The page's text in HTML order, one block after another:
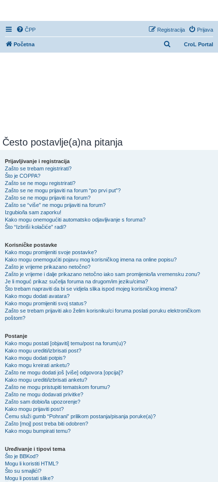
ČPP Prijava
Registracija
CroL Portal
Početna
Često postavlje(a)na pitanja
Prijavljivanje i registracija
Zašto se trebam registrirati?
Što je COPPA?
Zašto se ne mogu registrirati?
Zašto se ne mogu prijaviti na forum “po prvi put”?
Zašto se ne mogu prijaviti na forum?
Zašto se “više” ne mogu prijaviti na forum?
Izgubio/la sam zaporku!
Kako mogu onemogućiti automatsko odjavljivanje s foruma?
Što “Izbriši kolačiće” radi?
Korisničke postavke
Kako mogu promijeniti svoje postavke?
Kako mogu onemogućiti pojavu mog korisničkog imena na online popisu?
Zašto je vrijeme prikazano netočno?
Zašto je vrijeme i dalje prikazano netočno iako sam promijenio/la vremensku zonu?
Je li moguć prikaz sučelja foruma na drugom/im jeziku/cima?
Što trebam napraviti da bi se vidjela slika ispod mojeg korisničkog imena?
Kako mogu dodati avatara?
Kako mogu promijeniti svoj status?
Zašto se trebam prijaviti ako želim korisniku/ci foruma poslati poruku elektroničkom
poštom?
Postanje
Kako mogu postati [objaviti] temu/post na forum(u)?
Kako mogu urediti/izbrisati post?
Kako mogu dodati potpis?
Kako mogu kreirati anketu?
Zašto ne mogu dodati još [više] odgovora [opcija]?
Kako mogu urediti/izbrisati anketu?
Zašto ne mogu pristupiti tematskom forumu?
Zašto ne mogu dodavati privitke?
Zašto sam dobio/la upozorenje?
Kako mogu prijaviti post?
Čemu služi gumb “Pohrani” prilikom postanja/pisanja poruke(a)?
Zašto [moj] post treba biti odobren?
Kako mogu bumpirati temu?
Uređivanje i tipovi tema
Što je BBKod?
Mogu li koristiti HTML?
Što su smajlići?
Mogu li postati slike?